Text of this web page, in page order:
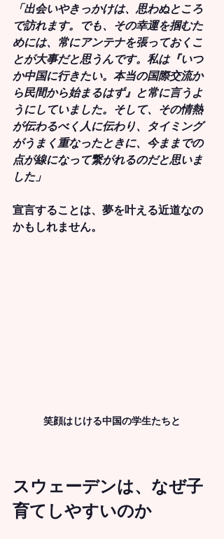
「出会いやきっかけは、思わぬところ
で訪れます。でも、その幸運を掴むた
めには、常にアンテナを張っておくこ
とが大事だと思うんです。私は『いつ
か中国に行きたい。本当の国際交流か
ら民間から始まるはず』と常に言うよ
うにしていました。そして、その情熱
が伝わるべく人に伝わり、タイミング
がうまく重なったときに、今ままでの
点が線になって繋がれるのだと思いま
した」
宣言することは、夢を叶える近道なの
かもしれません。
笑顔はじける中国の学生たちと
スウェーデンは、なぜ子
育てしやすいのか